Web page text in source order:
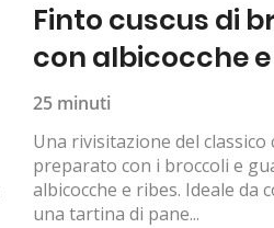
Finto cuscus di
con albicocche
all’hummus
25 minuti
Una rivisitazione del classico
preparato con i broccoli e
albicocche e ribes. Ideale da
una tartina di pane...